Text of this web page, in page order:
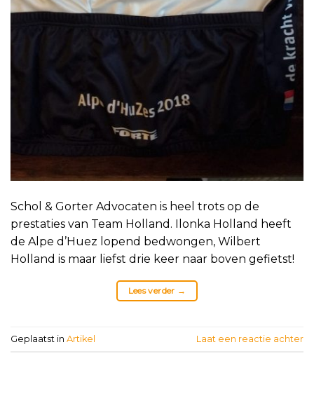
Schol & Gorter Advocaten is heel trots op de
prestaties van Team Holland. Ilonka Holland heeft
de Alpe d’Huez lopend bedwongen, Wilbert
Holland is maar liefst drie keer naar boven gefietst!
Lees verder →
Geplaatst in Artikel Laat een reactie achter